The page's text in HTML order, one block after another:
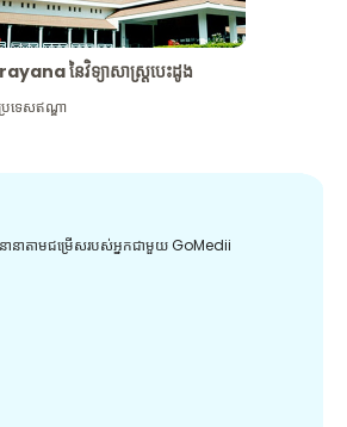
នៃវិទ្យាសាស្រ្តបេះដូង
រទេសឥណ្ឌា
ានាតាមជម្រើសរបស់អ្នកជាមួយ GoMedii